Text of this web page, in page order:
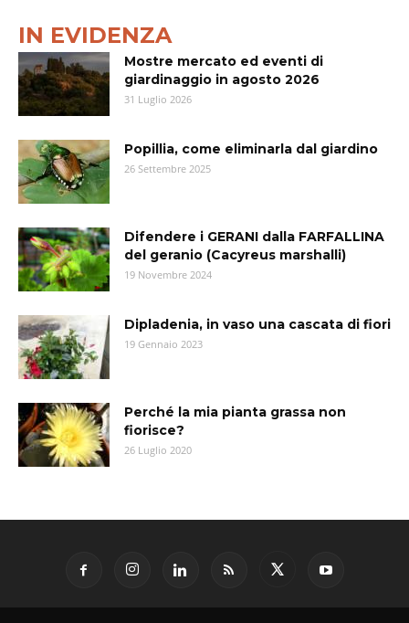
IN EVIDENZA
Mostre mercato ed eventi di
giardinaggio in agosto 2026
31 Luglio 2026
Popillia, come eliminarla dal giardino
26 Settembre 2025
Difendere i GERANI dalla FARFALLINA
del geranio (Cacyreus marshalli)
19 Novembre 2024
Dipladenia, in vaso una cascata di fiori
19 Gennaio 2023
Perché la mia pianta grassa non
fiorisce?
26 Luglio 2020